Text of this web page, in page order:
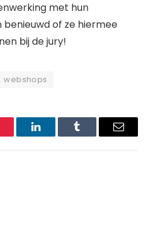
met hun
benieuwd of ze hiermee
bij de jury!
webshops
LinkedInTumblr Email